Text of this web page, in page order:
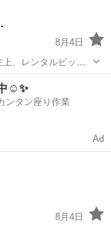
8月4日
、レンタルピット
普段は民間車検
けたい
☺️✨
ンタン座り作業
Ad
8月4日